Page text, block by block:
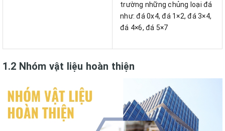
trường những chủng loại đá
như: đá 0x4, đá 1×2, đá 3×4,
đá 4×6, đá 5×7
1.2 Nhóm vật liệu hoàn thiện